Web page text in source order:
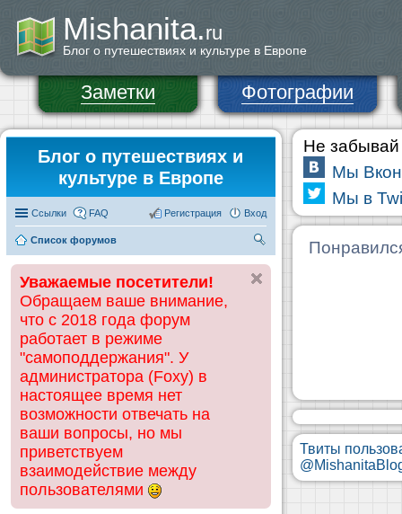
Mishanita.ru
Блог о путешествиях и культуре в Европе
Заметки Фотографии
Блог о путешествиях и
культуре в Европе
Ссылки FAQ Вход
Регистрация
Список форумов
ск
Уважаемые посетители!
Обращаем ваше внимание,
что с 2018 года форум
работает в режиме
"самоподдержания". У
администратора (Foxy) в
настоящее время нет
возможности отвечать на
ваши вопросы, но мы
приветствуем
взаимодействие между
пользователями
Не забывай
Мы
Мы в
Твиты